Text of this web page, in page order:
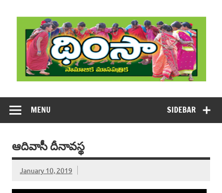
content
DHIMSA
SIDEBAR
MENU
ఆదివాసీ దీనావస్థ
January 10, 2019